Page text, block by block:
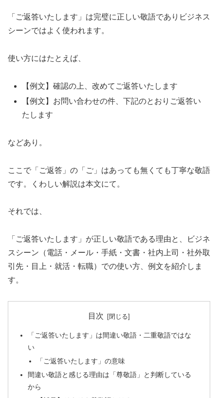
「ご返答いたします」は完璧に正しい敬語でありビジネス
シーンではよく使われます。
使い方にはたとえば、
【例文】確認の上、改めてご返答いたします
【例文】お問い合わせの件、下記のとおりご返答い
たします
などあり。
ここで「ご返答」の「ご」はあっても無くても丁寧な敬語
です。くわしい解説は本文にて。
それでは、
「ご返答いたします」が正しい敬語である理由と、ビジネ
スシーン（電話・メール・手紙・文書・社内上司・社外取
引先・目上・就活・転職）での使い方、例文を紹介しま
す。
目次
「ご返答いたします」は間違い敬語・二重敬語ではな
い
「ご返答いたします」の意味
間違い敬語と感じる理由は「尊敬語」と判断している
から